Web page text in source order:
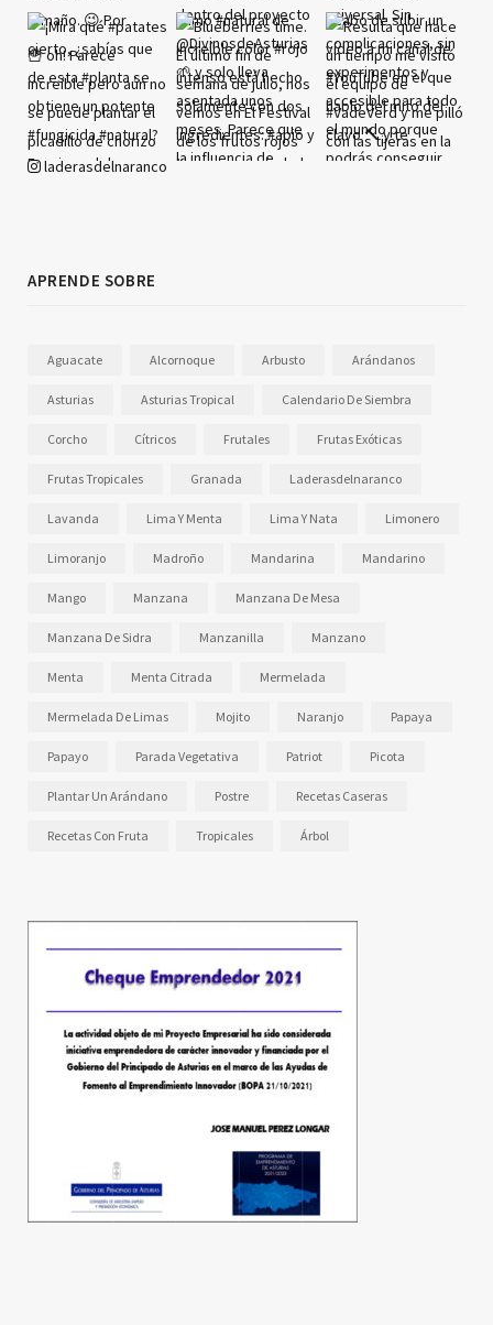
laderasdelnaranco
APRENDE SOBRE
Aguacate Alcornoque Arbusto Arándanos
Asturias Asturias Tropical Calendario De Siembra
Corcho Cítricos Frutales Frutas Exóticas
Frutas Tropicales Granada Laderasdelnaranco
Lavanda Lima Y Menta Lima Y Nata Limonero
Limoranjo Madroño Mandarina Mandarino
Mango Manzana Manzana De Mesa
Manzana De Sidra Manzanilla Manzano
Menta Menta Citrada Mermelada
Mermelada De Limas Mojito Naranjo Papaya
Papayo Parada Vegetativa Patriot Picota
Plantar Un Arándano Postre Recetas Caseras
Recetas Con Fruta Tropicales Árbol